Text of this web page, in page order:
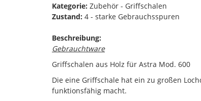
Kategorie: Zubehör - Griffschalen
Zustand: 4 - starke Gebrauchsspuren
Beschreibung:
Gebrauchtware
Griffschalen aus Holz für Astra Mod. 600
Die eine Griffschale hat ein zu großen
funktionsfähig macht.